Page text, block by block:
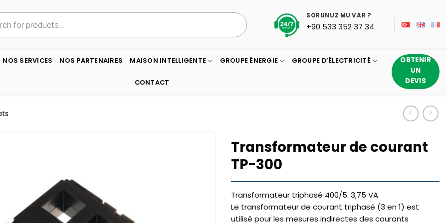
SORUNUZ MU VAR ?
+90 533 352 37 34
NOS SERVICES NOS PARTENAIRES MAISON INTELLIGENTE GROUPE ÉNERGIE GROUPE D’ÉLECTRICITÉ
CONTACT
OBTENIR
UN
DEVIS
Transformateur de courant
TP-300
Transformateur triphasé 400/5. 3,75 VA.
Le transformateur de courant triphasé (3 en 1) est
utilisé pour les mesures indirectes des courants